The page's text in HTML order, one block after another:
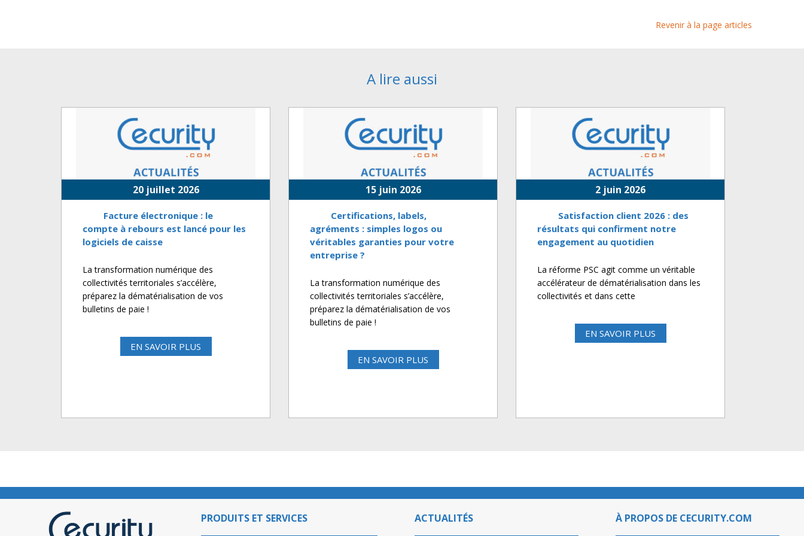
Revenir à la page articles
A lire aussi
20 juillet 2026
Facture électronique : le
compte à rebours est lancé pour les
logiciels de caisse
La transformation numérique des
collectivités territoriales s’accélère,
préparez la dématérialisation de vos
bulletins de paie !
EN SAVOIR PLUS
15 juin 2026
Certifications, labels,
agréments : simples logos ou
véritables garanties pour votre
entreprise ?
La transformation numérique des
collectivités territoriales s’accélère,
préparez la dématérialisation de vos
bulletins de paie !
EN SAVOIR PLUS
2 juin 2026
Satisfaction client 2026 : des
résultats qui confirment notre
engagement au quotidien
La réforme PSC agit comme un véritable
accélérateur de dématérialisation dans les
collectivités et dans cette
EN SAVOIR PLUS
PRODUITS ET SERVICES ACTUALITÉS À PROPOS DE CECURITY.COM